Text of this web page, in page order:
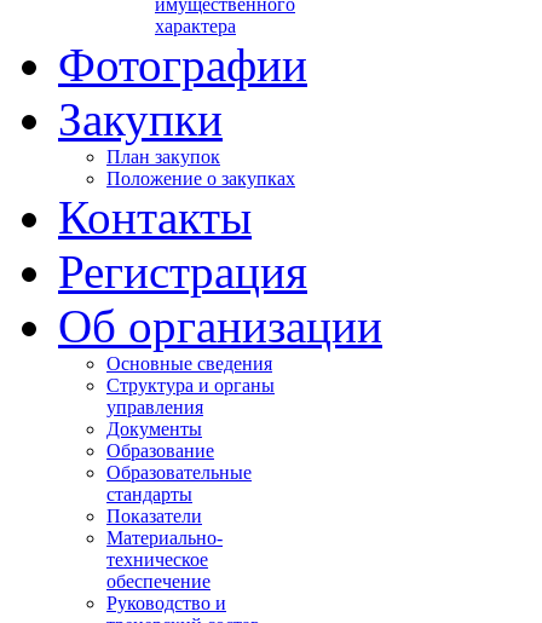
имущественного
характера
Фотографии
Закупки
План закупок
Положение о закупках
Контакты
Регистрация
Об организации
Основные сведения
Структура и органы
управления
Документы
Образование
Образовательные
стандарты
Показатели
Материально-
техническое
обеспечение
Руководство и